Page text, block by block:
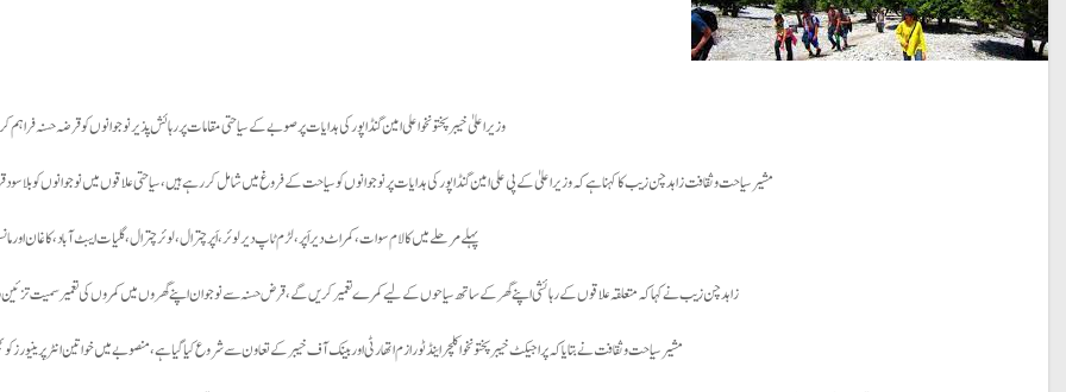
وزیراعلیٰ خیبر پختونخوا علی امین گنڈاپور کی ہدایات پر صوبے کے سیاحتی مقامات پر رہائش پذیر نوجوانوں کو قرضہ حسنہ فراہم
مشیر سیاحت و ثقافت زاہد چن زیب کا کہنا ہے کہ وزیراعلیٰ کے پی علی امین گنڈاپور کی ہدایات پر نوجوانوں کو سیاحت کے فروغ میں شامل کر رہے ہیں، سیاحتی علاقوں میں نوجوانوں کو بلاسود
پہلے مرحلے میں کالام سوات، کمراٹ دیر اَپر، لڑم ٹاپ دیر لوئر،اَپر چترال، لوئر چترال، گلیات ایبٹ آباد، کاغان اور
زاہد چن زیب نے کہا کہ متعلقہ علاقوں کے رہائشی اپنے گھر کے ساتھ سیاحوں کے لیے کمرے تعمیر کریں گے، قرض حسنہ سے نوجوان اپنے گھروں میں کمروں کی تعمیر سمیت
مشیر سیاحت و ثقافت نے بتایا کہ پراجیکٹ خیبر پختونخوا کلچر اینڈ ٹورازم اتھارٹی اور بینک آف خیبر کے تعاون سے شروع کیا گیا ہے، منصوبے میں خواتین انٹرپرینیورز